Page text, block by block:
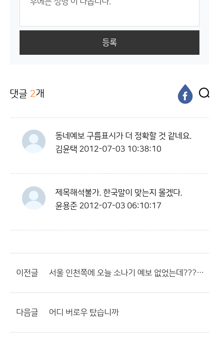
등록
댓글 2개
동네예보 구름표시가 더 정확할 것 같네요.
김윤택 2012-07-03 10:38:10
제목해석불가. 한국말이 맞는지 몰겠다.
윤용준 2012-07-03 06:10:17
이전글 서울 인천쪽에 오늘 소나기 예보 없었는데???? 오보
다음글 어디 버로우 탔습니까